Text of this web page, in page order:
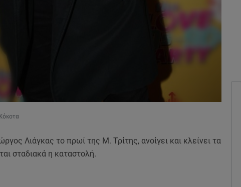
Λιάγκας το πρωί της Μ. Τρίτης, ανοίγει και κλείνει τα
σταδιακά η καταστολή.